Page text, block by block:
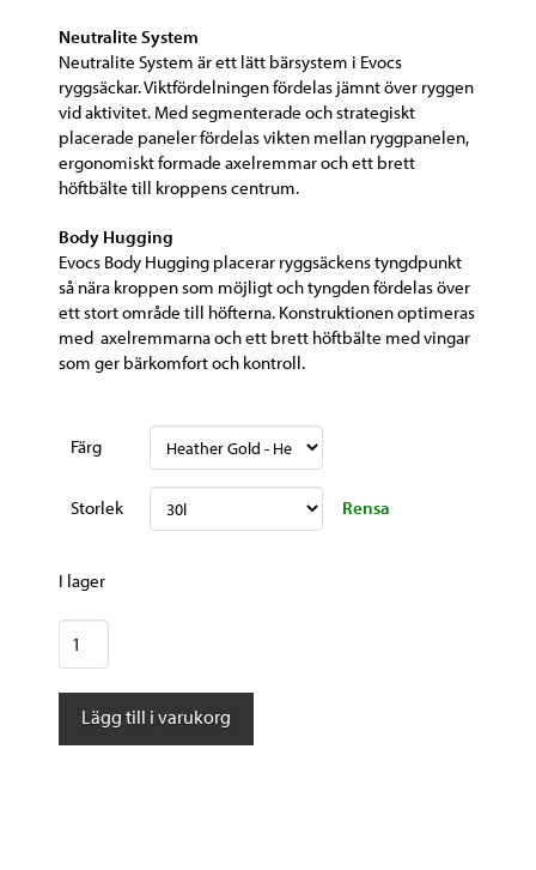
Neutralite System
Neutralite System är ett lätt bärsystem i Evocs
ryggsäckar. Viktfördelningen fördelas jämnt över ryggen
vid aktivitet. Med segmenterade och strategiskt
placerade paneler fördelas vikten mellan ryggpanelen,
ergonomiskt formade axelremmar och ett brett
höftbälte till kroppens centrum.
Body Hugging
Evocs Body Hugging placerar ryggsäckens tyngdpunkt
så nära kroppen som möjligt och tyngden fördelas över
ett stort område till höfterna. Konstruktionen optimeras
med axelremmarna och ett brett höftbälte med vingar
som ger bärkomfort och kontroll.
Färg
Storlek Rensa
I lager
Evoc
Line
30
mängd
Lägg till i varukorg